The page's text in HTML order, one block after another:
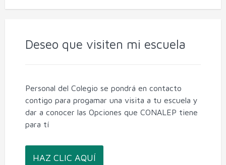
Deseo que visiten mi escuela
Personal del Colegio se pondrá en contacto
contigo para progamar una visita a tu escuela y
dar a conocer las Opciones que CONALEP tiene
para tí
HAZ CLIC AQUÍ